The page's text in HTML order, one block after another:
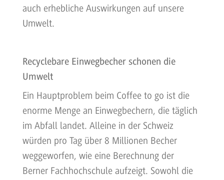
auch erhebliche Auswirkungen auf unsere
Umwelt.
Recyclebare Einwegbecher schonen die
Umwelt
Ein Hauptproblem beim Coffee to go ist die
enorme Menge an Einwegbechern, die täglich
im Abfall landet. Alleine in der Schweiz
würden pro Tag über 8 Millionen Becher
weggeworfen, wie eine Berechnung der
Berner Fachhochschule aufzeigt. Sowohl die